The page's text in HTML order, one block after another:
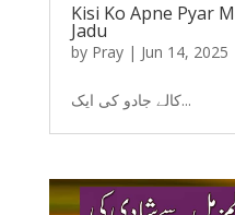
Kisi Ko Apne Pyar
Jadu
by Pray| Jun 14, 2025
کالے جادو کی ایک...